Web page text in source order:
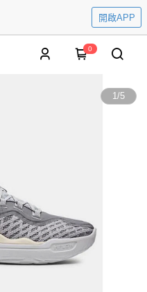
開啟APP
0
1/5